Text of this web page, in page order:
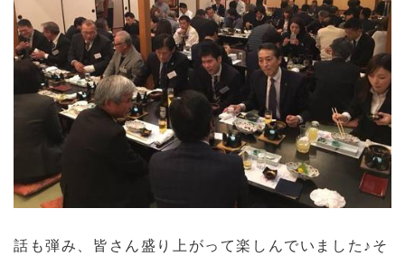
話も弾み、皆さん盛り上がって楽しんでいました♪そ